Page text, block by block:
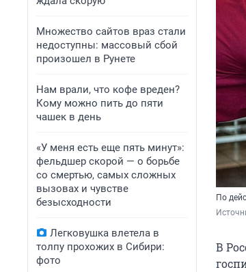
Множество сайтов враз стали
недоступны: массовый сбой
произошел в Рунете
Нам врали, что кофе вреден?
Кому можно пить до пяти
чашек в день
«У меня есть еще пять минут»:
фельдшер скорой — о борьбе
со смертью, самых сложных
вызовах и чувстве
безысходности
Легковушка влетела в
толпу прохожих в Сибири:
фото
По
В